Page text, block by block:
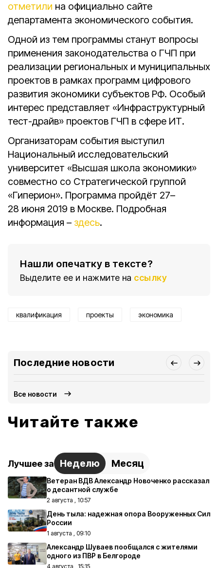
отметили на официально сайте
департамента экономического события.
Одной из тем программы станут вопросы
применения законодательства о ГЧП при
реализации региональных и муниципальных
проектов в рамках программ цифрового
развития экономики субъектов РФ. Особый
интерес представляет «Инфраструктурный
тест-драйв» проектов ГЧП в сфере ИТ.
Организаторам события выступил
Национальный исследовательский
университет «Высшая школа экономики»
совместно со Стратегической группой
«Гиперион». Программа пройдёт 27–
28 июня 2019 в Москве. Подробная
информация – здесь.
Нашли опечатку в тексте?
Выделите ее и нажмите на ссылку
квалификация проекты экономика
Последние новости
Все новости
Читайте также
Лучшее за Неделю Месяц
Ветеран ВДВ Александр Новоченко рассказал
о десантной службе
2 августа , 10:57
День тыла: надежная опора Вооруженных Сил
России
1 августа , 09:10
Александр Шуваев пообщался с жителями
одного из ПВР в Белгороде
4 августа , 15:15